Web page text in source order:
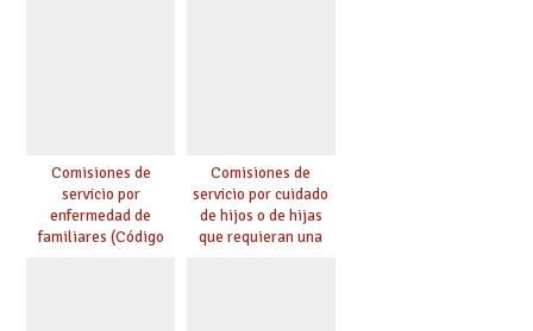
Comisiones de
servicio por
enfermedad de
familiares (Código
Comisiones de
servicio por cuidado
de hijos o de hijas
que requieran una